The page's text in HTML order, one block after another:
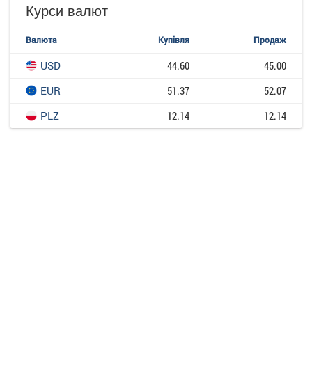
Курси валют
Валюта Купівля Продаж
USD 44.60
45.00
EUR
51.37
52.07
PLZ
12.14 12.14